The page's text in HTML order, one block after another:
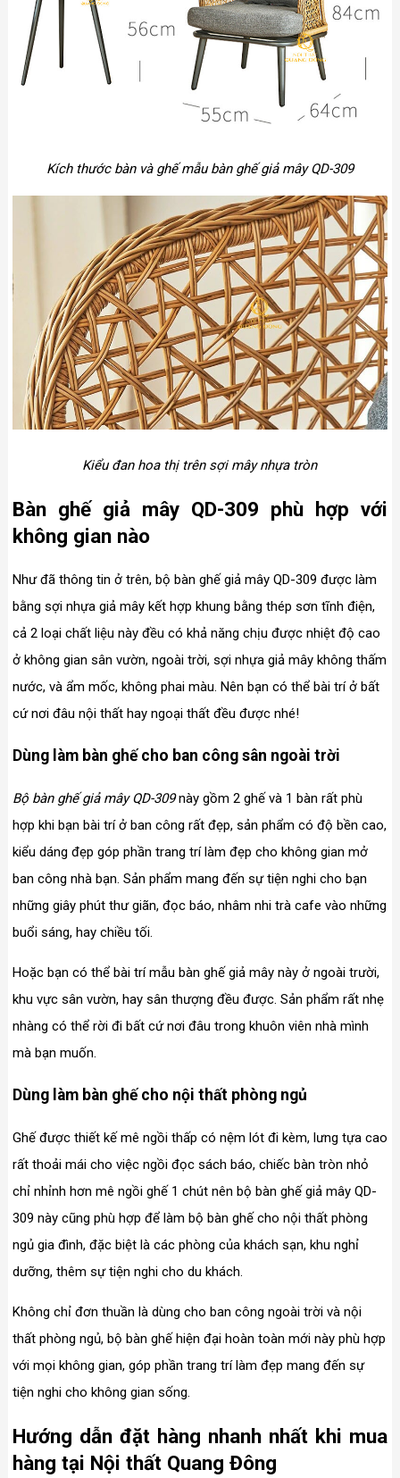
Kích thước bàn và ghế mẫu bàn ghế giả mây QD-309
Kiểu đan hoa thị trên sợi mây nhựa tròn
Bàn ghế giả mây QD-309 phù hợp với
không gian nào
Như đã thông tin ở trên, bộ bàn ghế giả mây QD-309 được làm
bằng sợi nhựa giả mây kết hợp khung bằng thép sơn tĩnh điện,
cả 2 loại chất liệu này đều có khả năng chịu được nhiệt độ cao
ở không gian sân vườn, ngoài trời, sợi nhựa giả mây không thấm
nước, và ẩm mốc, không phai màu. Nên bạn có thể bài trí ở bất
cứ nơi đâu nội thất hay ngoại thất đều được nhé!
Dùng làm bàn ghế cho ban công sân ngoài trời
Bộ bàn ghế giả mây QD-309này gồm 2 ghế và 1 bàn rất phù
hợp khi bạn bài trí ở ban công rất đẹp, sản phẩm có độ bền cao,
kiểu dáng đẹp góp phần trang trí làm đẹp cho không gian mở
ban công nhà bạn. Sản phẩm mang đến sự tiện nghi cho bạn
những giây phút thư giãn, đọc báo, nhâm nhi trà cafe vào những
buổi sáng, hay chiều tối.
Hoặc bạn có thể bài trí mẫu bàn ghế giả mây này ở ngoài trười,
khu vực sân vườn, hay sân thượng đều được. Sản phẩm rất nhẹ
nhàng có thể rời đi bất cứ nơi đâu trong khuôn viên nhà mình
mà bạn muốn.
Dùng làm bàn ghế cho nội thất phòng ngủ
Ghế được thiết kế mê ngồi thấp có nệm lót đi kèm, lưng tựa cao
rất thoải mái cho việc ngồi đọc sách báo, chiếc bàn tròn nhỏ
chỉ nhỉnh hơn mê ngồi ghế 1 chút nên bộ bàn ghế giả mây QD-
309 này cũng phù hợp để làm bộ bàn ghế cho nội thất phòng
ngủ gia đình, đặc biệt là các phòng của khách sạn, khu nghỉ
dưỡng, thêm sự tiện nghi cho du khách.
Không chỉ đơn thuần là dùng cho ban công ngoài trời và nội
thất phòng ngủ, bộ bàn ghế hiện đại hoàn toàn mới này phù hợp
với mọi không gian, góp phần trang trí làm đẹp mang đến sự
tiện nghi cho không gian sống.
Hướng dẫn đặt hàng nhanh nhất khi mua
hàng tại Nội thất Quang Đông